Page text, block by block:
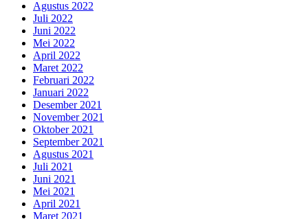
Agustus 2022
Juli 2022
Juni 2022
Mei 2022
April 2022
Maret 2022
Februari 2022
Januari 2022
Desember 2021
November 2021
Oktober 2021
September 2021
Agustus 2021
Juli 2021
Juni 2021
Mei 2021
April 2021
Maret 2021